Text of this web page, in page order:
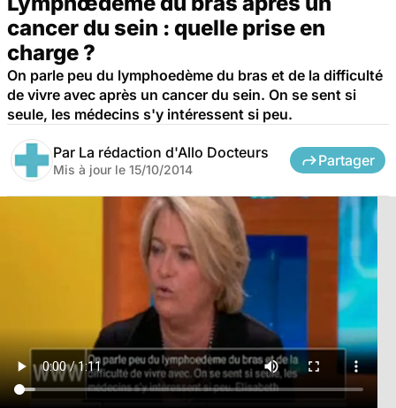
cancer du sein : quelle prise en
charge ?
On parle peu du lymphoedème du bras et de la difficulté
de vivre avec après un cancer du sein. On se sent si
seule, les médecins s'y intéressent si peu.
Par La rédaction d'Allo Docteurs
Mis à jour le 15/10/2014
Partager